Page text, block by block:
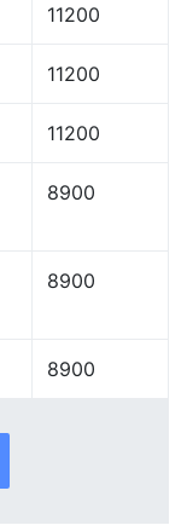
11200
11200
11200
8900
8900
8900